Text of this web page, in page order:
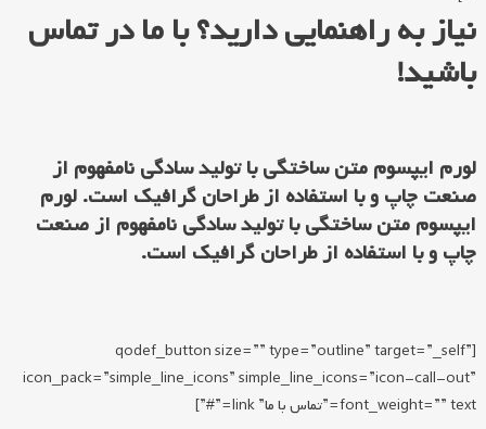
نیاز به راهنمایی دارید؟ با ما در تماس
باشید!
لورم ایپسوم متن ساختگی با تولید سادگی نامفهوم از
صنعت چاپ و با استفاده از طراحان گرافیک است. لورم
ایپسوم متن ساختگی با تولید سادگی نامفهوم از صنعت
چاپ و با استفاده از طراحان گرافیک است.
[qodef_button size=”” type=”outline” target=”_self”
icon_pack=”simple_line_icons” simple_line_icons=”icon-call-out”
font_weight=”” text=”تماس با ما” link=”#”]